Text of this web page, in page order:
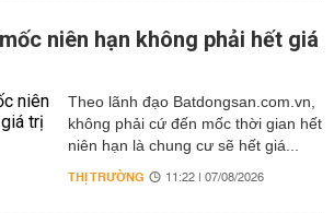
niên hạn không phải hết giá
Theo lãnh đạo Batdongsan.com.vn,
không phải cứ đến mốc thời gian hết
niên hạn là chung cư sẽ hết giá...
THỊ TRƯỜNG 11:22 | 07/08/2026